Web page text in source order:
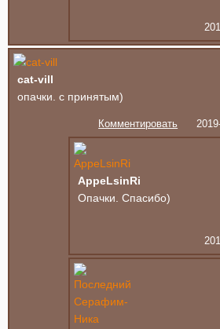
cat-vill
опачки. с принятым)
Комментировать
AppeLsinRi
Опачки. Спасибо)